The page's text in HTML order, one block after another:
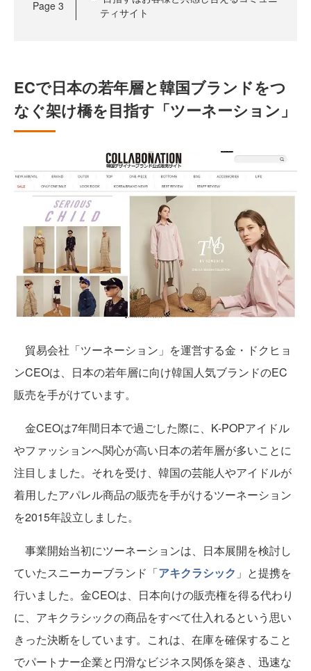
Page 3
ティサイト
ECで日本の若年層と韓国ブランドをつ
なぐ架け橋を目指す「ツーネーション」
貿易会社「ツーネーション」を運営する金・ドクヒョ
ンCEOは、日本の若年層に向け韓国人気ブランドのEC
販売を手がけています。
金CEOは7年間日本で過ごした際に、K-POPアイドル
やファッションへ関心が高い日本の若年層が多いことに
注目しました。それを受け、韓国の芸能人やアイドルが
着用したアパレル商品の販売を手がけるツーネーション
を2015年設立しました。
事業開始当初にツーネーションは、日本展開を検討し
ていたスニーカーブランド「アキクラシック 」と提携を
行いました。金CEOは、日本向けの販売権を得る代わり
に、アキクラシックの商品をすべて仕入れるという思い
きった決断をしています。これは、在庫を確保すること
でパートナー企業と円滑なビジネス関係を築き、迅速な